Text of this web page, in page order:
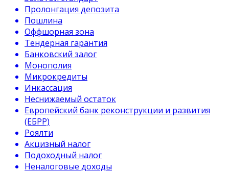
Пролонгация депозита
Пошлина
Оффшорная зона
Тендерная гарантия
Банковский залог
Монополия
Микрокредиты
Инкассация
Неснижаемый остаток
Европейский банк реконструкции и развития
(ЕБРР)
Роялти
Акцизный налог
Подоходный налог
Неналоговые доходы